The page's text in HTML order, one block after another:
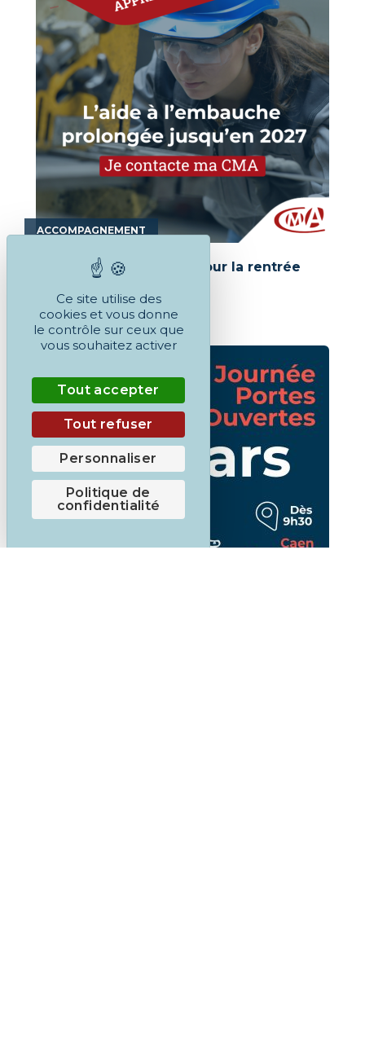
ACCOMPAGNEMENT
Recruter votre apprenti pour la rentrée
EN SAVOIR PLUS
Ce site utilise des
cookies et vous donne
le contrôle sur ceux que
vous souhaitez activer
Tout accepter
Tout refuser
Personnaliser
Politique de
confidentialité